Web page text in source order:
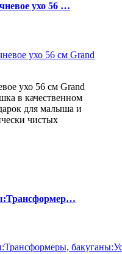
ухо 56 …
ухо 56 см Grand
в качественном
для малыша и
чистых